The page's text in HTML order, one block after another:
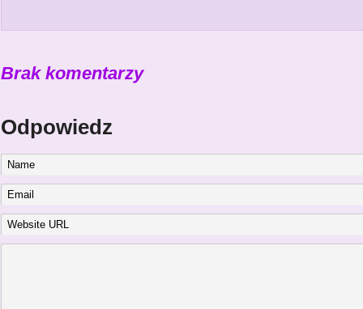
Brak komentarzy
Odpowiedz